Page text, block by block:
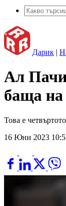
Дарик |
Ал
баща на
Това е
16 Юни 2023